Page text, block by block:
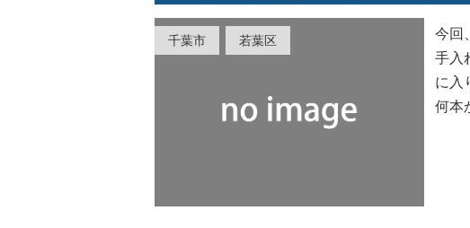
千葉市 若葉区
今回
手入
に入
何本